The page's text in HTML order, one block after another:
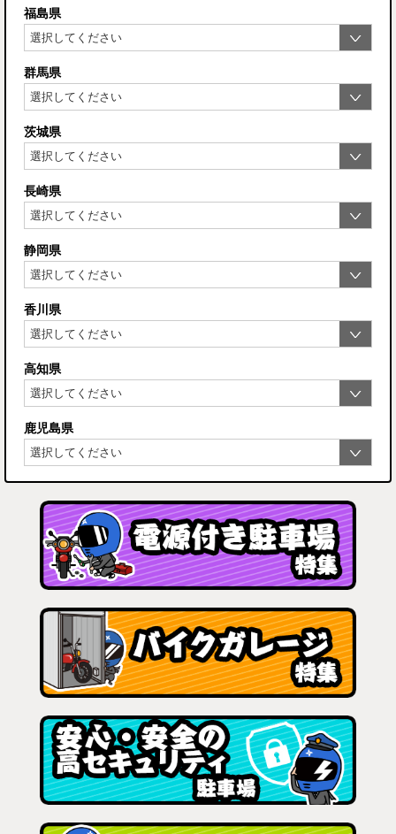
福島県
群馬県
茨城県
長崎県
静岡県
香川県
高知県
鹿児島県